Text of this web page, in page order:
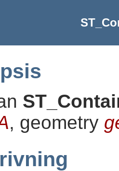
, geometry